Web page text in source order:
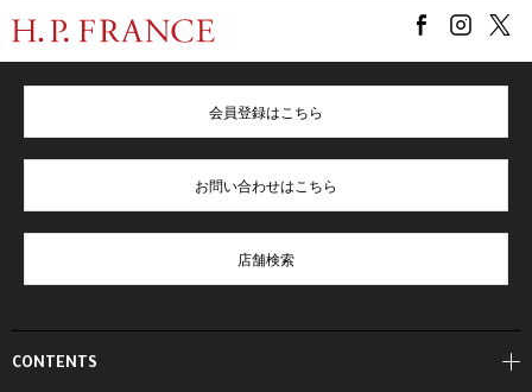
CONTENTS
会員登録はこちら
お問い合わせはこちら
店舗検索